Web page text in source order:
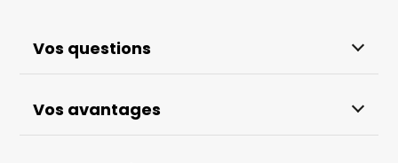
Vos questions
Vos avantages